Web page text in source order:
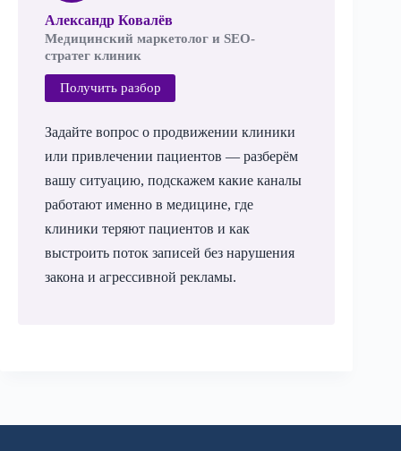
Александр Ковалёв
Медицинский маркетолог и SEO-
стратег клиник
Получить разбор
Задайте вопрос о продвижении клиники
или привлечении пациентов — разберём
вашу ситуацию, подскажем какие каналы
работают именно в медицине, где
клиники теряют пациентов и как
выстроить поток записей без нарушения
закона и агрессивной рекламы.